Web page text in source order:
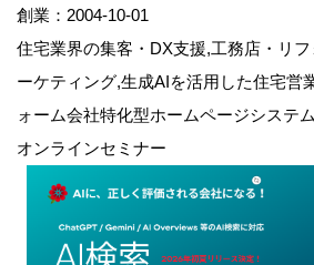
創業：2004-10-01
住宅業界の集客・DX支援,工務店・リ
ーケティング,生成AIを活用した住宅営
ォーム会社特化型ホームページシステ
オンラインセミナー